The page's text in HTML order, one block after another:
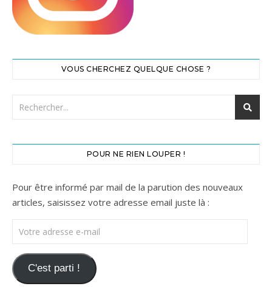
VOUS CHERCHEZ QUELQUE CHOSE ?
POUR NE RIEN LOUPER !
Pour être informé par mail de la parution des nouveaux
articles, saisissez votre adresse email juste là :
Votre adresse e-mail
C'est parti !